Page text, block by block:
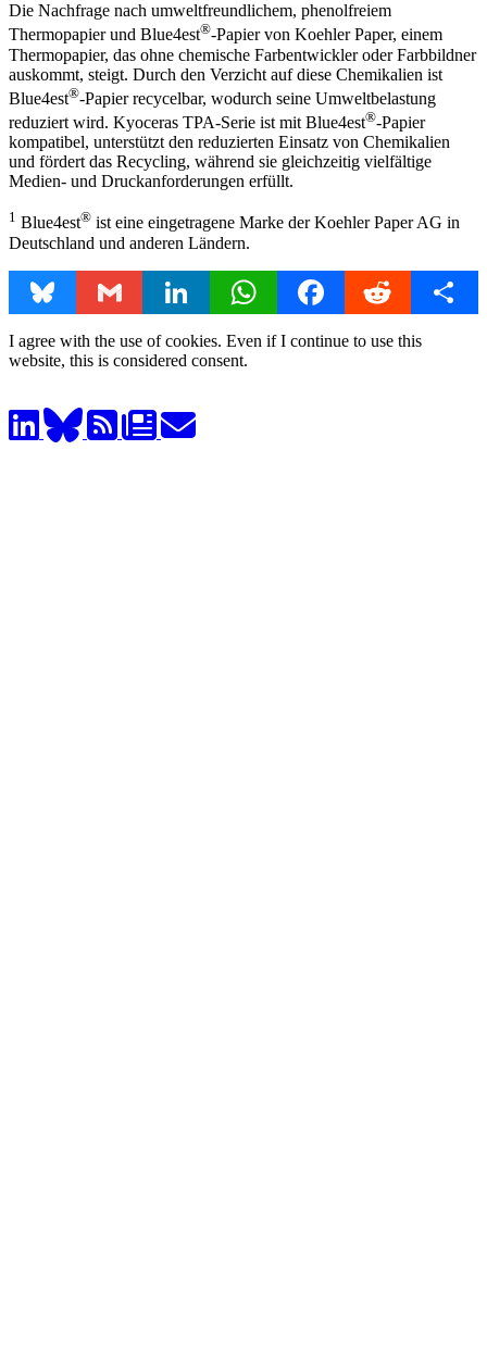
Die Nachfrage nach umweltfreundlichem, phenolfreiem
Thermopapier und Blue4est®-Papier von Koehler Paper, einem
Thermopapier, das ohne chemische Farbentwickler oder Farbbildner
auskommt, steigt. Durch den Verzicht auf diese Chemikalien ist
Blue4est®-Papier recycelbar, wodurch seine Umweltbelastung
reduziert wird. Kyoceras TPA-Serie ist mit Blue4est®-Papier
kompatibel, unterstützt den reduzierten Einsatz von Chemikalien
und fördert das Recycling, während sie gleichzeitig vielfältige
Medien- und Druckanforderungen erfüllt.
1 Blue4est® ist eine eingetragene Marke der Koehler Paper AG in
Deutschland und anderen Ländern.
Bluesky Gmail LinkedIn WhatsAppFacebookReddit Share
I agree with the use of cookies. Even if I continue to use this
website, this is considered consent.